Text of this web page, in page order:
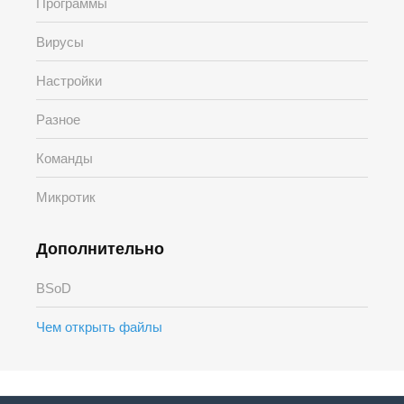
Программы
Вирусы
Настройки
Разное
Команды
Микротик
Дополнительно
BSoD
Чем открыть файлы